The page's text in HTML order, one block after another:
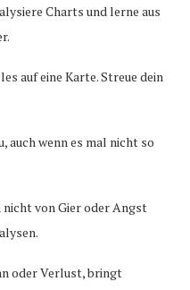
Charts und lerne aus
auf eine Karte. Streue dein
auch wenn es mal nicht so
nicht von Gier oder Angst
oder Verlust, bringt